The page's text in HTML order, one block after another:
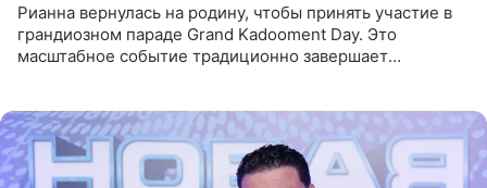
Рианна вернулась на родину, чтобы принять участие в
грандиозном параде Grand Kadooment Day. Это
масштабное событие традиционно завершает